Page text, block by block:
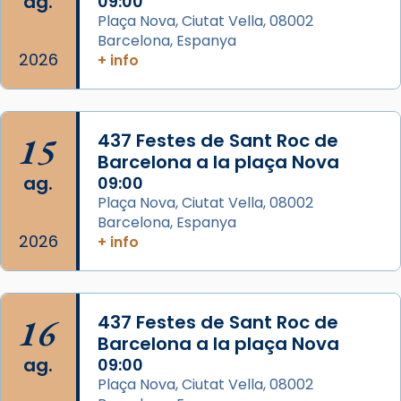
diablesses amb música i ball propis. Festa
gran a Mataró.
«Si vols saber què és calor, ves per les
Santes a Mataró»🥵.
View on Facebook Share
Arquebisbat de Barcelona
2 weeks ago
Jaume, fill de Zebedeu, és juntament amb el
seu germà Joan i Pere un dels que
acompanyava més de prop Jesús.
Segons el llibre dels Fets (12,2) fou el primer
apòstol màrtir, decapitat a Jerusalem per
Herodes Agripa (vers l'any 44).
2026
Plaça Nova, Ciutat Vella, 08002
Barcelona, Espanya
+ info
15
ag.
2026
437 Festes de Sant Roc de
Barcelona a la plaça Nova
09:00
Plaça Nova, Ciutat Vella, 08002
Barcelona, Espanya
+ info
16
ag.
437 Festes de Sant Roc de
Barcelona a la plaça Nova
09:00
Plaça Nova, Ciutat Vella, 08002